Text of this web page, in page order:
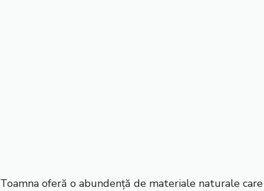
Toamna oferă o abundență de materiale naturale care